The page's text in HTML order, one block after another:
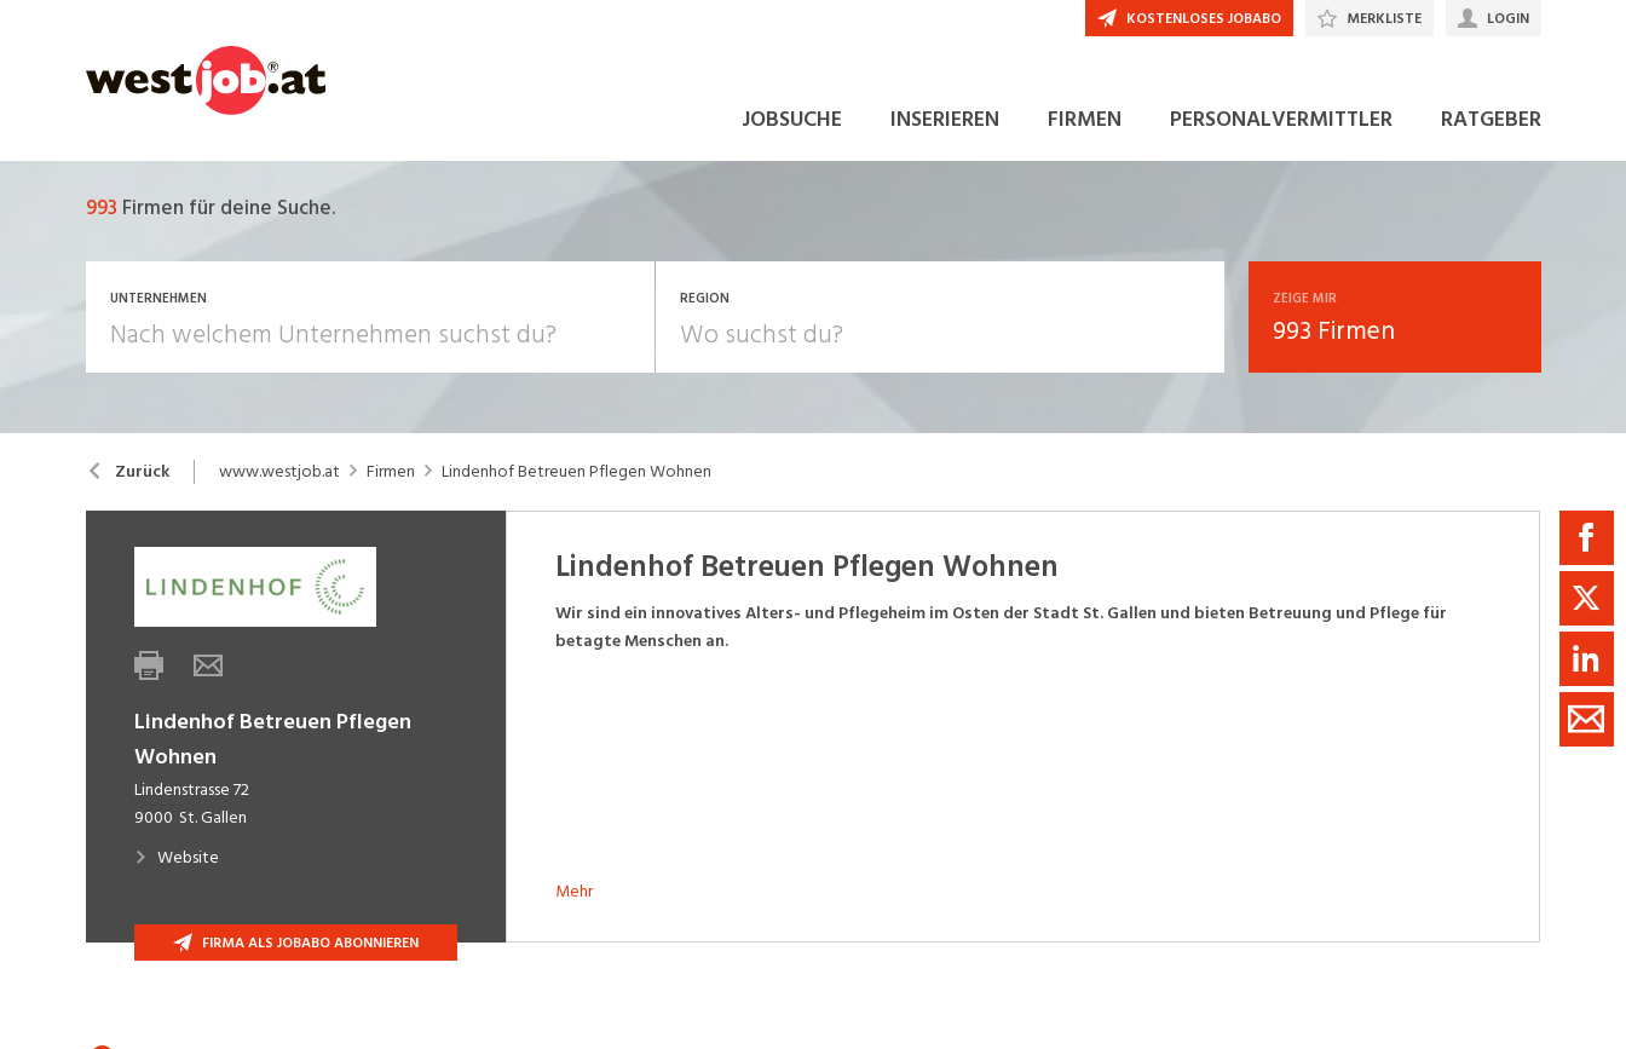
JOBSUCHE INSERIEREN FIRMEN PERSONALVERMITTLER RATGEBER
KOSTENLOSES JOBABO MERKLISTE LOGIN
993 Firmen für deine Suche.
UNTERNEHMEN REGION ZEIGE MIR
993 Firmen
Zurück www.westjob.at Firmen Lindenhof Betreuen Pflegen Wohnen
Lindenhof Betreuen Pflegen
Wohnen
Lindenstrasse 72
9000 St. Gallen
Website
FIRMA ALS JOBABO ABONNIEREN
Lindenhof Betreuen Pflegen Wohnen
Wir sind ein innovatives Alters- und Pflegeheim im Osten der Stadt St. Gallen und bieten Betreuung und Pflege für
betagte Menschen an.
Mehr